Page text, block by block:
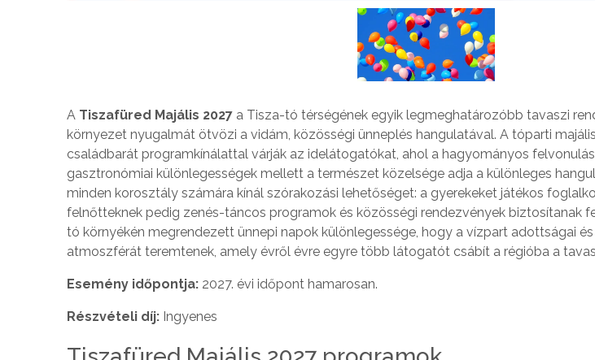
A Tiszafüred Majális 2027 a Tisza-tó térségének egyik legmeghatározóbb tavaszi
környezet nyugalmát ötvözi a vidám, közösségi ünneplés hangulatával. A tóparti
családbarát programkínálattal várják az idelátogatókat, ahol a hagyományos
gasztronómiai különlegességek mellett a természet közelsége adja a különleges
minden korosztály számára kínál szórakozási lehetőséget: a gyerekeket játékos
felnőtteknek pedig zenés-táncos programok és közösségi rendezvények biztosítanak
tó környékén megrendezett ünnepi napok különlegessége, hogy a vízpart adottságai
atmoszférát teremtenek, amely évről évre egyre több látogatót csábít a régióba a
Esemény időpontja: 2027. évi időpont hamarosan.
Részvételi díj: Ingyenes